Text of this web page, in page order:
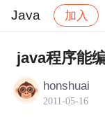
Java 加入
社区 Java
java程序能
honshuai
2011-05-16